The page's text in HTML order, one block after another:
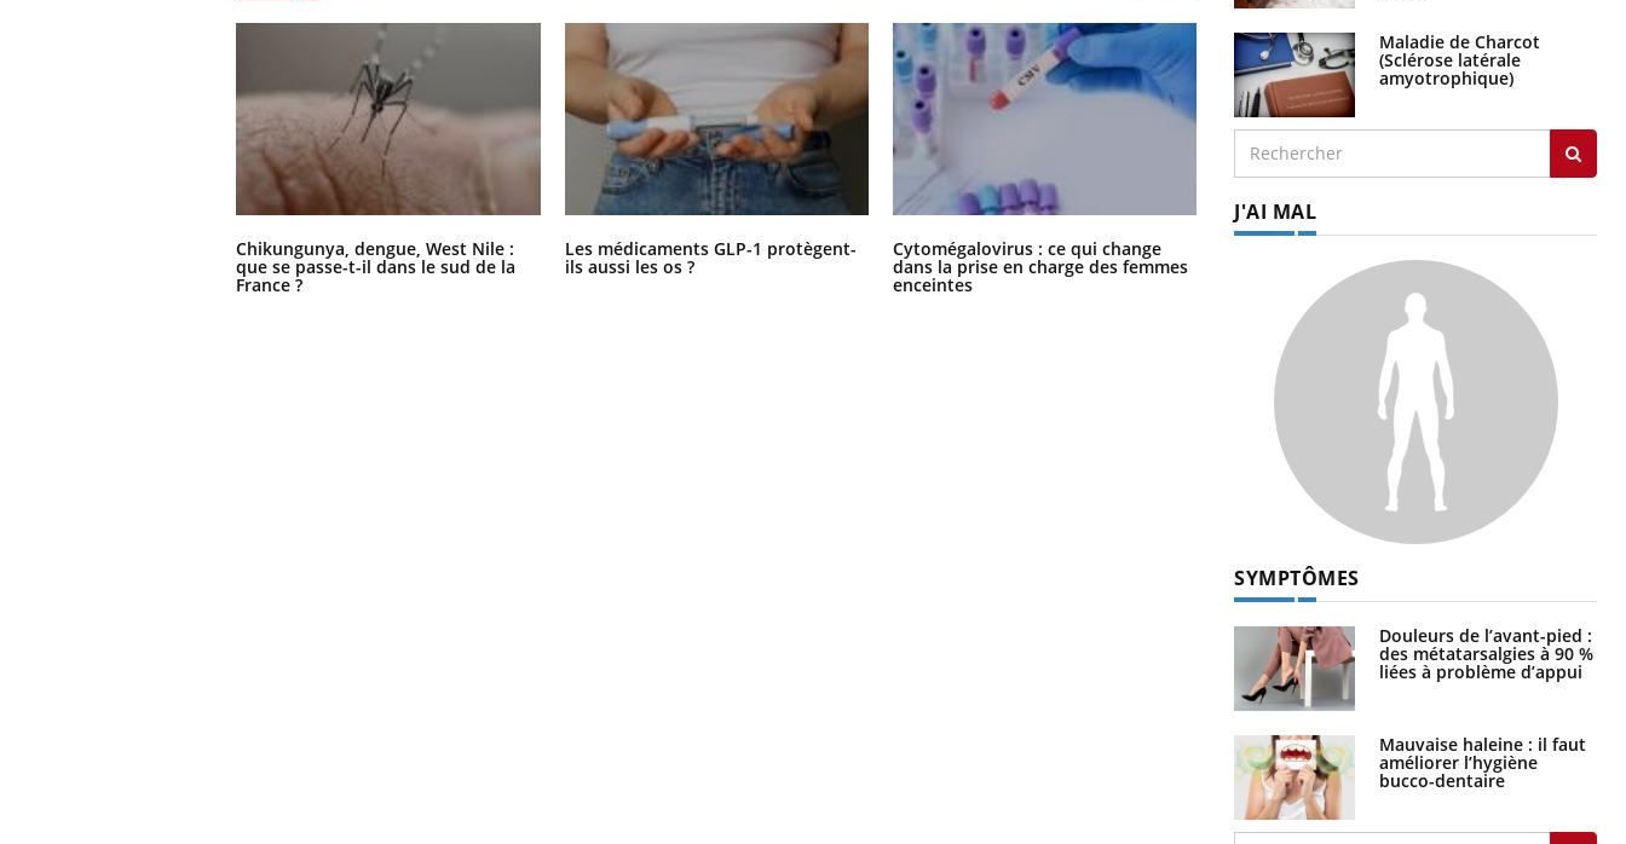
Chikungunya, dengue, West Nile :
que se passe-t-il dans le sud de la
France ?
Les médicaments GLP-1 protègent-
ils aussi les os ?
Cytomégalovirus : ce qui change
dans la prise en charge des femmes
enceintes
La sieste empêche-t-elle de dormir
Maladie de Charcot
(Sclérose latérale
amyotrophique)
J'AI MAL
SYMPTÔMES
Douleurs de l’avant-pied :
des métatarsalgies à 90 %
liées à problème d’appui
Mauvaise haleine : il faut
améliorer l’hygiène
bucco-dentaire